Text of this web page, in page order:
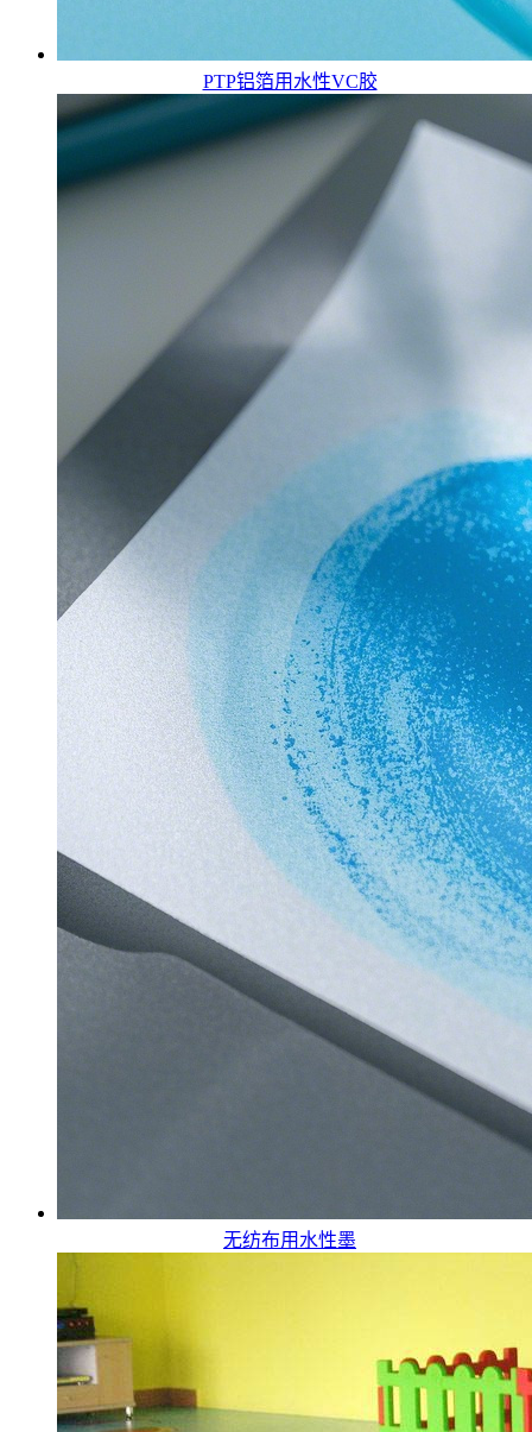
PTP铝箔用水性VC胶
无纺布用水性墨